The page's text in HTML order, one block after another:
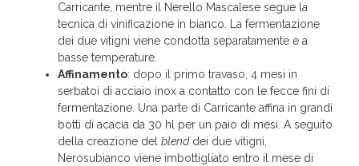
Carricante, mentre il Nerello Mascalese segue la
tecnica di vinificazione in bianco. La fermentazione
dei due vitigni viene condotta separatamente e a
basse temperature.
Affinamento: dopo il primo travaso, 4 mesi in
serbatoi di acciaio inox a contatto con le fecce fini di
fermentazione. Una parte di Carricante affina in grandi
botti di acacia da 30 hl per un paio di mesi. A seguito
della creazione del blenddei due vitigni,
Nerosubianco viene imbottigliato entro il mese di